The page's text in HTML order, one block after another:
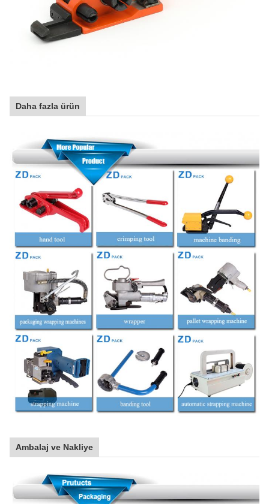
Daha fazla ürün
Ambalaj ve Nakliye